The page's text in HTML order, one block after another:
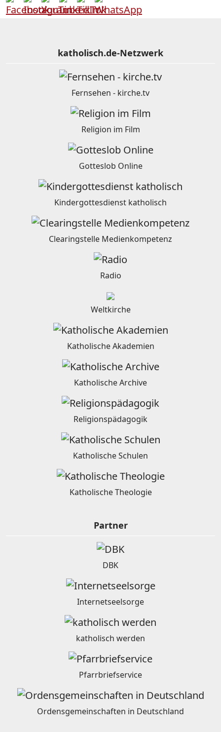
katholisch.de-Netzwerk
Fernsehen - kirche.tv
Religion im Film
Gotteslob Online
Kindergottesdienst katholisch
Clearingstelle Medienkompetenz
Radio
Weltkirche
Katholische Akademien
Katholische Archive
Religionspädagogik
Katholische Schulen
Katholische Theologie
Partner
DBK
Internetseelsorge
katholisch werden
Pfarrbriefservice
Ordensgemeinschaften in Deutschland